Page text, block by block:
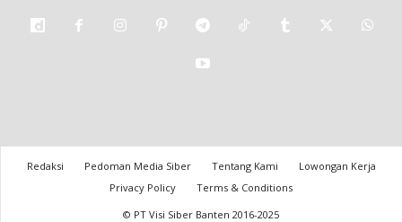
Redaksi Pedoman Media Siber Tentang Kami
Lowongan Kerja
Privacy Policy
Terms & Conditions
© PT Visi Siber Banten 2016-2025